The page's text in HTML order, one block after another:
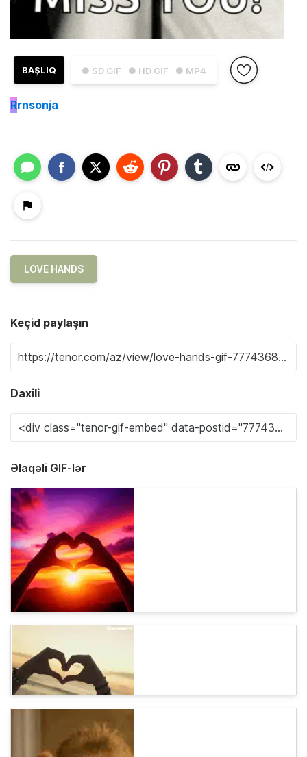
● SD GIF ● HD GIF ● MP4
BAŞLIQ
Rrnsonja
LOVE HANDS
Keçid paylaşın
Daxili
Əlaqəli GIF-lər